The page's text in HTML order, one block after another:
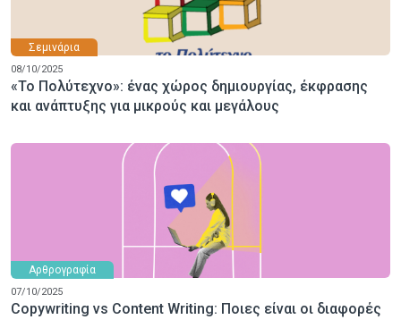
Σεμινάρια
08/10/2025
«Το Πολύτεχνο»: ένας χώρος δημιουργίας, έκφρασης
και ανάπτυξης για μικρούς και μεγάλους
Αρθρογραφία
07/10/2025
Copywriting vs Content Writing: Ποιες είναι οι διαφορές